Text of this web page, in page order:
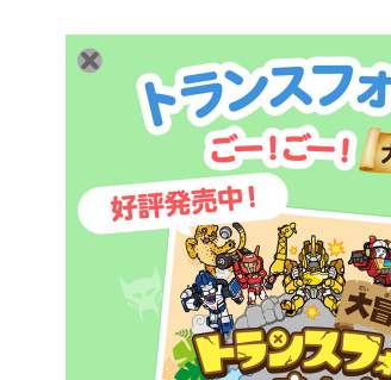
【月イチ更新】
【第6話更新
♡】 わんもあ！
トランスフォー
マーごー！ご
ー！【月末更
新】
ウルトラマ
リーズ60
念！ ウル
セブン＝モ
シ・ダン
た森次晃
別インタ